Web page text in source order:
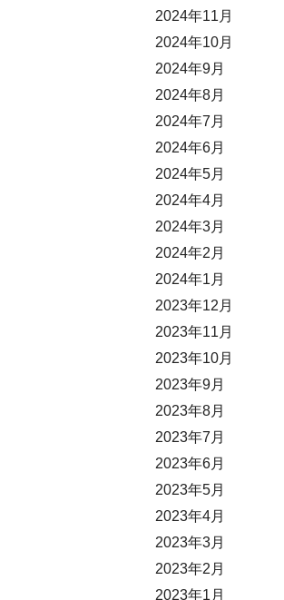
2024年11月
2024年10月
2024年9月
2024年8月
2024年7月
2024年6月
2024年5月
2024年4月
2024年3月
2024年2月
2024年1月
2023年12月
2023年11月
2023年10月
2023年9月
2023年8月
2023年7月
2023年6月
2023年5月
2023年4月
2023年3月
2023年2月
2023年1月